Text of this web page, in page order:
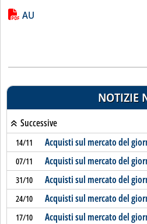
Lista allegati PDF alla
AU
NOTIZIE
Successive
14/11 Acquisti sul mercato del
07/11 Acquisti sul mercato del
31/10 Acquisti sul mercato del
24/10 Acquisti sul mercato del
17/10 Acquisti sul mercato del